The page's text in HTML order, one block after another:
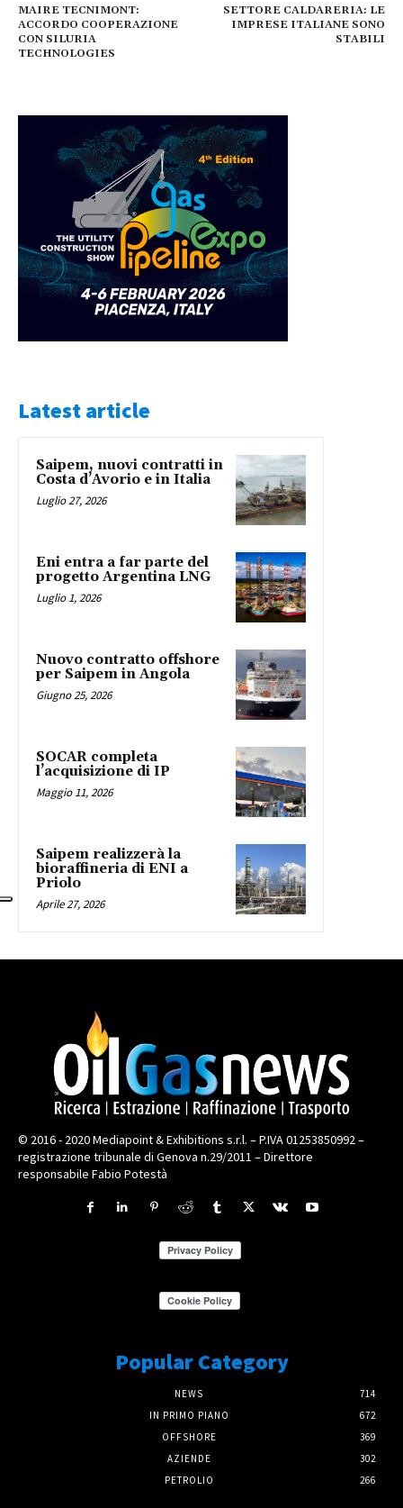
MAIRE TECNIMONT:
ACCORDO COOPERAZIONE
CON SILURIA
TECHNOLOGIES
SETTORE CALDARERIA: LE
IMPRESE ITALIANE SONO
STABILI
Latest article
Saipem, nuovi contratti in
Costa d’Avorio e in Italia
Luglio 27, 2026
Eni entra a far parte del
progetto Argentina LNG
Luglio 1, 2026
Nuovo contratto offshore
per Saipem in Angola
Giugno 25, 2026
SOCAR completa
l’acquisizione di IP
Maggio 11, 2026
Saipem realizzerà la
bioraffineria di ENI a
Priolo
Aprile 27, 2026
© 2016 - 2020 Mediapoint & Exhibitions s.r.l. – P.IVA 01253850992 –
registrazione tribunale di Genova n.29/2011 – Direttore
responsabile Fabio Potestà
Popular Category
NEWS
714
IN PRIMO PIANO
672
OFFSHORE
369
AZIENDE
302
PETROLIO
266